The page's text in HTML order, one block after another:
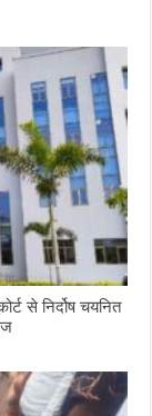
से निर्दोष चयनित